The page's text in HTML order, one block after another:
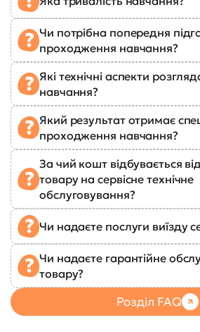
Чи потрібна попередня
проходження навчання?
Які технічні аспекти
навчання?
Який результат отримає
проходження навчання?
За чий кошт відбувається
товару на сервісне технічне
обслуговування?
Чи надаєте послуги виїзду
Чи надаєте гарантійне
товару?
Розділ FAQ